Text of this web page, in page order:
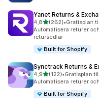
Yanet Returns &
4,8av 5 stjärnor
(262)
262 recensioner totalt
•Gratisplan
Automatisera returer
retursedlar
Built for Shopify
Synctrack Returns &
4,9av 5 stjärnor
(122)
122 recensioner totalt
•Gratisplan
Automatisera returer
Built for Shopify